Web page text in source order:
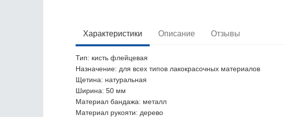
Характеристики Описание Отзывы
Тип: кисть флейцевая
Назначение: для всех типов лакокрасочных материалов
Щетина: натуральная
Ширина: 50 мм
Материал бандажа: металл
Материал рукояти: дерево